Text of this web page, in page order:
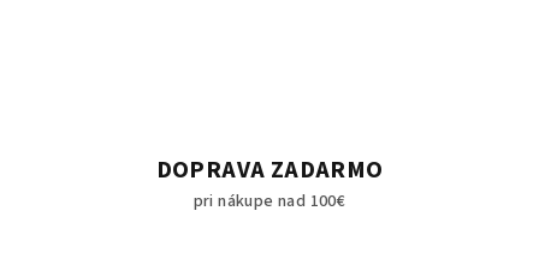
DOPRAVA ZADARMO
pri nákupe nad 100€